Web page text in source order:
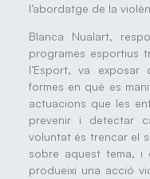
l’abordatge de la
Blanca Nualart,
programes esportius
l’Esport, va
formes en què es
actuacions que les
prevenir i detectar
voluntat és trencar el
sobre aquest tema, i
produeixi una acció